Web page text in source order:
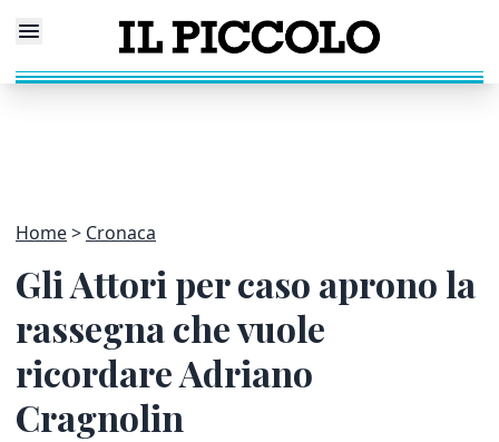
Home Cronaca
Gli Attori per caso aprono la
rassegna che vuole
ricordare Adriano
Cragnolin